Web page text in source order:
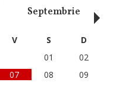
Septembrie
V S
D
01
02
07 08
09